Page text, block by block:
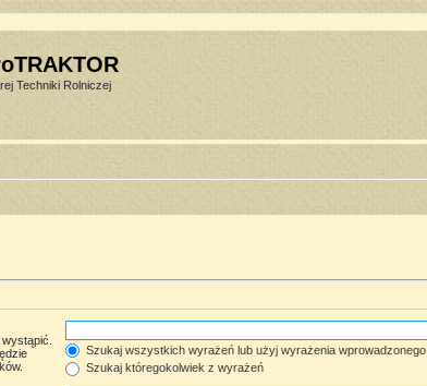
Techniki Rolniczej
Szukaj wszystkich wyrażeń lub użyj wyrażenia wprowadzonego
Szukaj któregokolwiek z wyrażeń